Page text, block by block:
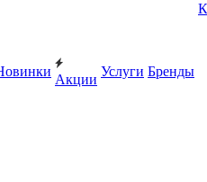
Акции
Услуги Бренды